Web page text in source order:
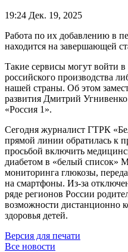
19:24 Дек. 19, 2025
Работа по их добавлению в
находится на завершающей
Такие сервисы могут войти
российского производства
нашей страны. Об этом
развития Дмитрий
«Россия 1».
Сегодня журналист ГТРК
прямой линии обратилась к
просьбой включить
диабетом в «белый список»
мониторинга глюкозы,
на смартфоны. Из-за
ряде регионов России
возможности дистанционно
здоровья детей.
Версия для печати
Все новости